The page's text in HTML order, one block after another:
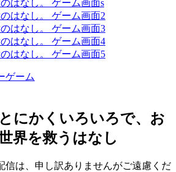
ゲーム
にかくいろいろで、お
界を救うはなし
は、申し訳ありませんがご遠慮くだ